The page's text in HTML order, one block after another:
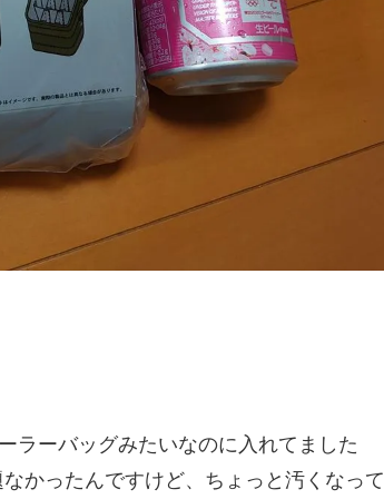
ラーバッグみたいなのに入れてました
かったんですけど、ちょっと汚くなって